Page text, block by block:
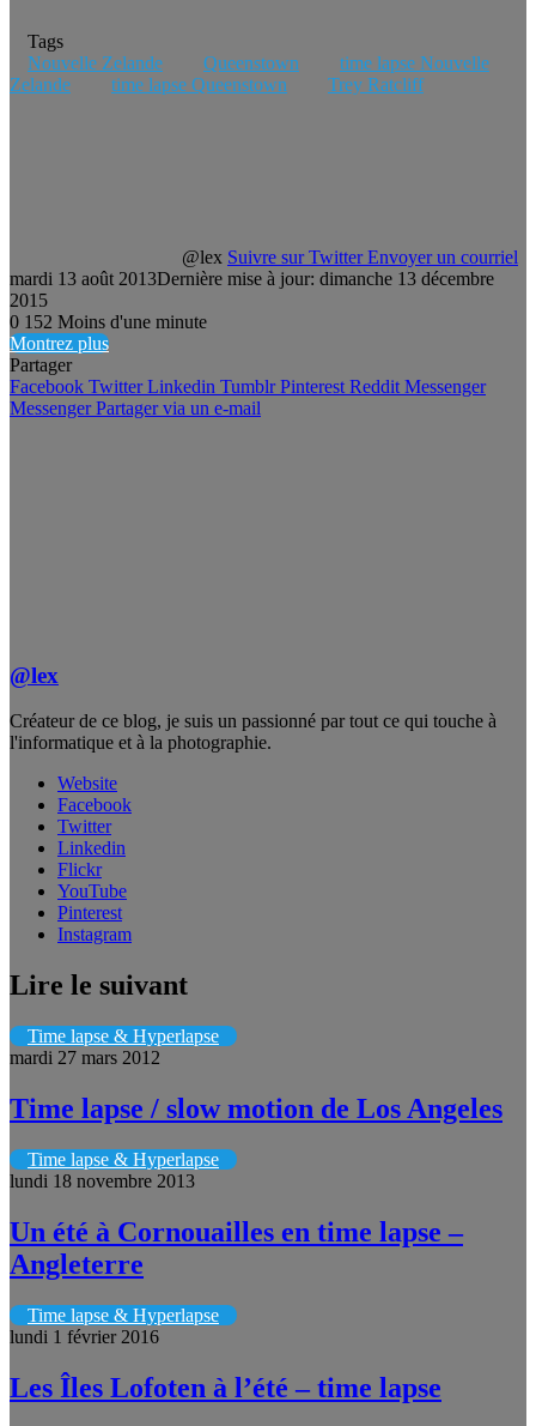
Tags
Nouvelle Zelande
Queenstown
time lapse Nouvelle
Zelande
time lapse Queenstown Trey Ratcliff
@lex Suivre sur Twitter Envoyer un courriel
mardi 13 août 2013Dernière mise à jour: dimanche 13 décembre
2015
0 152 Moins d'une minute
Montrez plus
Partager
Facebook Twitter Linkedin Tumblr Pinterest Reddit Messenger
Messenger Partager via un e-mail
@lex
Créateur de ce blog, je suis un passionné par tout ce qui touche à
l'informatique et à la photographie.
Website
Facebook
Twitter
Linkedin
Flickr
YouTube
Pinterest
Instagram
Lire le suivant
Time lapse & Hyperlapse
mardi 27 mars 2012
Time lapse / slow motion de Los Angeles
Time lapse & Hyperlapse
lundi 18 novembre 2013
Un été à Cornouailles en time lapse –
Angleterre
Time lapse & Hyperlapse
lundi 1 février 2016
Les Îles Lofoten à l’été – time lapse